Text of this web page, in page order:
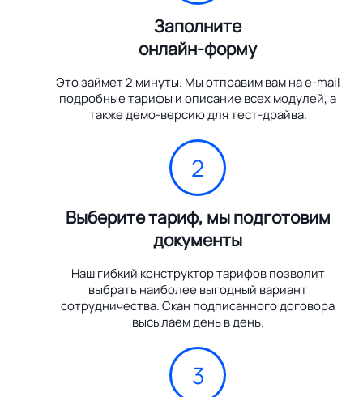
Заполните
онлайн-форму
Это займет 2 минуты. Мы отправим вам на e-mail
подробные тарифы и описание всех модулей, а
также демо-версию для тест-драйва.
2
Выберите тариф, мы подготовим
документы
Наш гибкий конструктор тарифов позволит
выбрать наиболее выгодный вариант
сотрудничества. Скан подписанного договора
высылаем день в день.
3